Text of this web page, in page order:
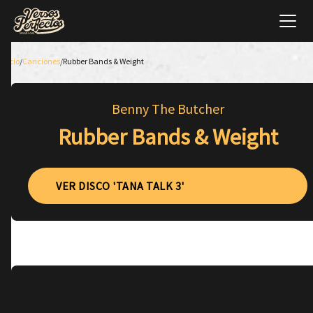
Inicio/Canciones/Rubber Bands & Weight
Benny The Butcher
Rubber Bands & Weight
VER DISCO 'TANA TALK 3'